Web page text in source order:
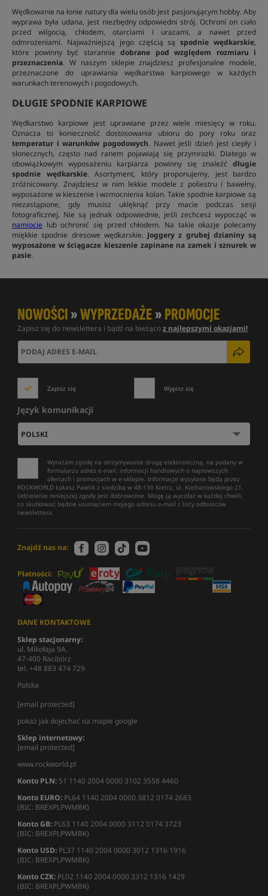
Wędkowanie na łonie natury dla wielu osób jest pasjonującym hobby. Aby
wyprawa była udana, jest niezbędny odpowiedni strój. Ochroni on ciało
przed wilgocią, chłodem, otarciami i urazami, a nawet przed
odmrożeniami. Najważniejszą jego częścią sąspodnie wędkarskie,
które powinny być starannie dobrane pod względem rozmiaru i
przeznaczenia. W naszym sklepie znajdziesz profesjonalne modele,
przeznaczone do uprawiania wędkarstwa karpiowego w każdych
warunkach terenowych i pogodowych.
DŁUGIE SPODNIE KARPIOWE
Wędkarstwo karpiowe jest uprawiane przez wiele miesięcy w roku.
Oznacza to konieczność dostosowania ubioru do pory roku oraz
temperatur i warunków pogodowych. Nawet jeśli dzień jest ciepły i
słonecznych, często nad ranem pojawiają się przymrozki. Dlatego w
obowiązkowym wyposażeniu karpiarza powinny się znaleźć długie
spodnie wędkarskie. Asortyment, który proponujemy, jest bardzo
zróżnicowany. Znajdziesz w nim lekkie modele z poliestru i bawełny,
wyposażone w kieszenie i wzmocnienia kolan. Takie spodnie karpiowe są
niezastąpione, gdy musisz uklęknąć przy macie podczas sesji
fotograficznej. Nie są jednak odpowiednie, jeśli zechcesz wypocząć w
namiocie lub ochronić się przed chłodem. Na takie okazje polecamy
miękkie spodnie dresowe wędkarskie. Joggery z grubej dzianiny są
wyposażone w ściągacze kieszenie zapinane na zamek i sznurek w
pasie.
NOWOŚCI»WYPRZEDAŻE»PROMOCJE
Zapisz się do newslettera i bądź na bieżącoz najlepszymi okazjami!
Zapisz się Wypisz się
Język komunikacji
Wyrażam zgodę na otrzymywanie drogą elektroniczną, na podany w
formularzu adres e-mail, informacji handlowych o najnowszych
ofertach i promocjach w e-sklepie. Informacje wysyłane będą przez
ROCKWORLD Łukasz Pawlik z siedzibą w 48-130 Kietrz, ul. Kochanowskiego 21.
Udzielenie niniejszej zgody jest dobrowolne. Mogę ją wycofać w każdej chwili,
co skutkować będzie usunięciem mojego adresu e-mail z listy odbiorców
newslettera.
Znajdź nas na:
Płatności:
DANE KONTAKTOWE
Sklep stacjonarny:
ul. Mikołaja 9A,
47-400 Racibórz
tel. +48 883 474 729
Polska
[email protected]
pokaż jak dojechać na mapie google
Sklep internetowy:
[email protected]
www.rockworld.pl
Konto PLN: 51 1140 2004 0000 3102 3558 4460
Konto EURO: PL64 1140 2004 0000 3812 0174 2683
(BIC: BREXPLPWMBK)
Konto GB: PL63 1140 2004 0000 3112 0174 3723
(BIC: BREXPLPWMBK)
Konto USD: PL37 1140 2004 0000 3012 1316 1916
(BIC: BREXPLPWMBK)
Konto CZK: PL02 1140 2004 0000 3312 1316 1429
(BIC: BREXPLPWMBK)